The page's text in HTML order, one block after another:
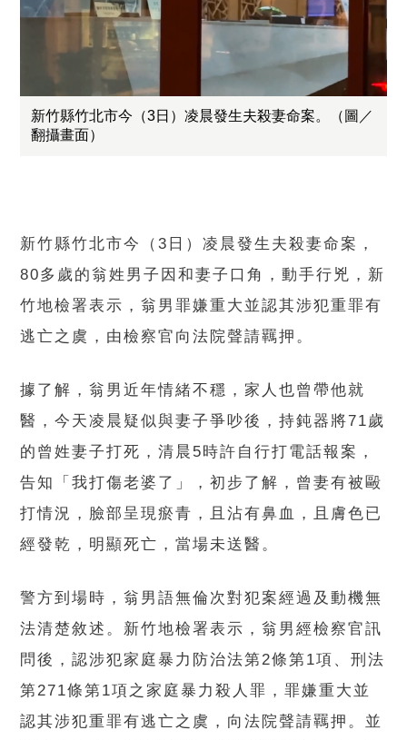
新竹縣竹北市今（3日）凌晨發生夫殺妻命案。（圖／
翻攝畫面）
新竹縣竹北市今（3日）凌晨發生夫殺妻命案，
80多歲的翁姓男子因和妻子口角，動手行兇，新
竹地檢署表示，翁男罪嫌重大並認其涉犯重罪有
逃亡之虞，由檢察官向法院聲請羈押。
據了解，翁男近年情緒不穩，家人也曾帶他就
醫，今天凌晨疑似與妻子爭吵後，持鈍器將71歲
的曾姓妻子打死，清晨5時許自行打電話報案，
告知「我打傷老婆了」，初步了解，曾妻有被毆
打情況，臉部呈現瘀青，且沾有鼻血，且膚色已
經發乾，明顯死亡，當場未送醫。
警方到場時，翁男語無倫次對犯案經過及動機無
法清楚敘述。新竹地檢署表示，翁男經檢察官訊
問後，認涉犯家庭暴力防治法第2條第1項、刑法
第271條第1項之家庭暴力殺人罪，罪嫌重大並
認其涉犯重罪有逃亡之虞，向法院聲請羈押。並